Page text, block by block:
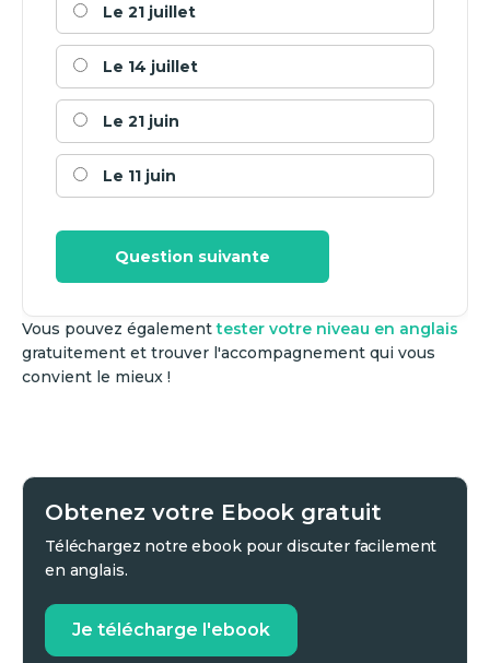
Le 21 juillet
Le 14 juillet
Le 21 juin
Le 11 juin
Question suivante
Vous pouvez égalementtester votre niveau en anglais
gratuitement et trouver l'accompagnement qui vous
convient le mieux !
Obtenez votre Ebook gratuit
Téléchargez notre ebook pour discuter facilement
en anglais.
Je télécharge l'ebook